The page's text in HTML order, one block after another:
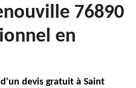
76890
en
devis gratuit à Saint